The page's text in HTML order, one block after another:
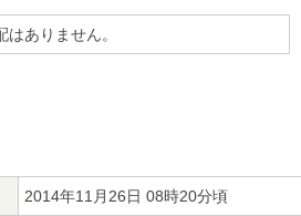
ありません。
2014年11月26日 08時20分頃